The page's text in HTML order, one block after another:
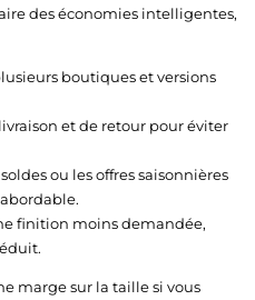
des économies intelligentes,
boutiques et versions
et de retour pour éviter
ou les offres saisonnières
finition moins demandée,
marge sur la taille si vous